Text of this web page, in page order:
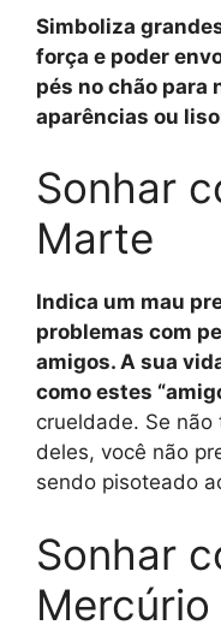
Simboliza
força e poder
pés no chão para
aparências ou
Sonhar
Marte
Indica um mau
problemas com
amigos. A sua
como estes
crueldade. Se
deles, você não
sendo pisoteado
Sonhar
Mercúrio